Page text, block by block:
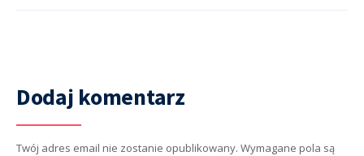
Dodaj komentarz
Twój adres email nie zostanie opublikowany. Wymagane pola są